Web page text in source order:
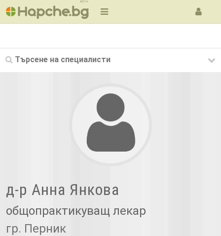
BETA
Търсене на специалисти
д-р Анна Янкова
общопрактикуващ лекар
гр. Перник